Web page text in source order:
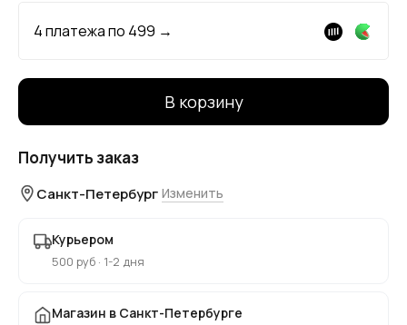
4 платежа по 499 →
В корзину
Получить заказ
Санкт-Петербург Изменить
Курьером
500 руб · 1-2 дня
Магазин в Санкт-Петербурге